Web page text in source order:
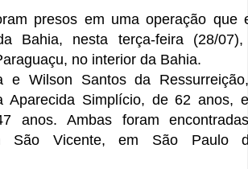
presos em uma operação que
Bahia, nesta terça-feira (28/
no interior da Bahia.
e Wilson Santos da
Aparecida Simplício, de 62 anos,
anos. Ambas foram
São Vicente, em São Paulo